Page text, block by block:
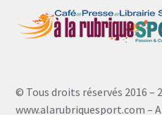
© Tous droits réservés 2016 –
www.alarubriquesport.com –